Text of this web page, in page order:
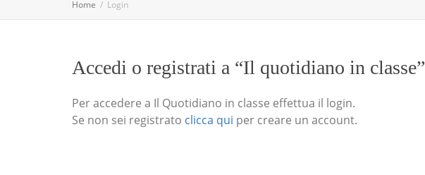
Home Login
Accedi o registrati a “Il quotidiano in classe”
Per accedere a Il Quotidiano in classe effettua il login.
Se non sei registrato clicca qui per creare un account.